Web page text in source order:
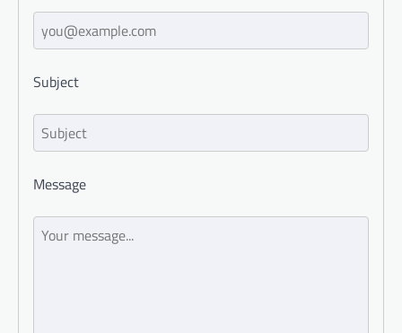
Subject
Message